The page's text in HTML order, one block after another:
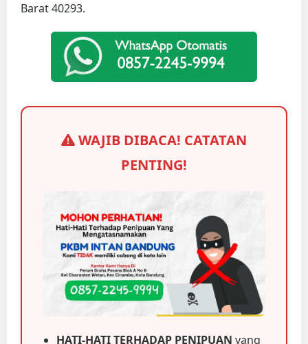
Barat 40293.
WAJIB DIBACA! CATATAN
PENTING!
HATI-HATI TERHADAP PENIPUAN yang